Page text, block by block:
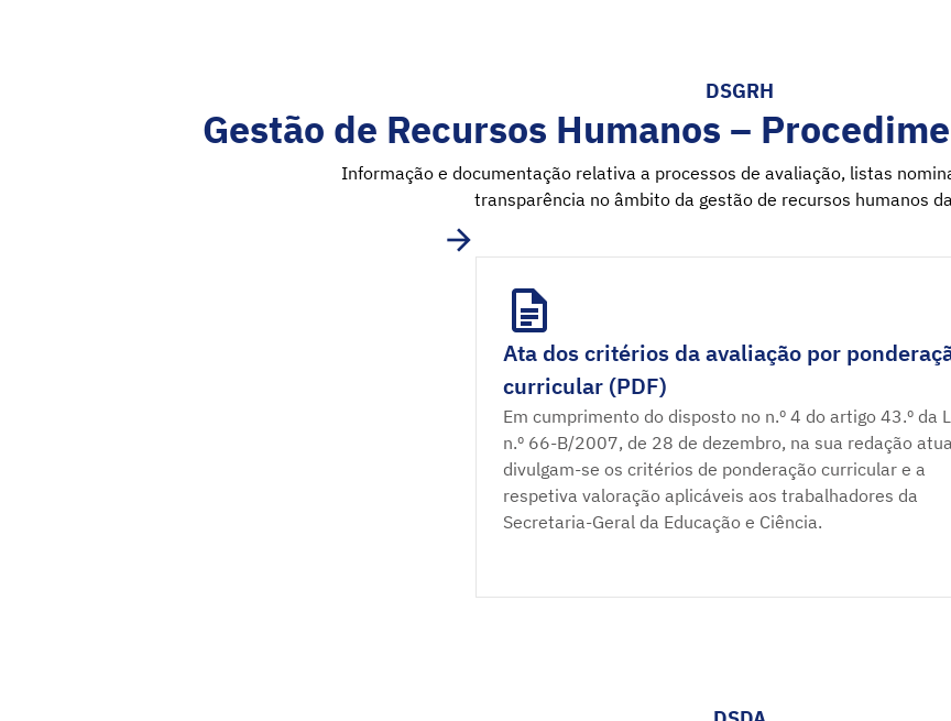
DSGRH
Gestão de Recursos Humanos –
Informação e documentação relativa a processos de avaliação, listas
transparência no âmbito da gestão de recursos humanos da
Ata dos critérios da avaliação por
curricular (PDF)
Em cumprimento do disposto no n.º 4 do artigo 43.º da
n.º 66-B/2007, de 28 de dezembro, na sua redação
divulgam-se os critérios de ponderação curricular e a
respetiva valoração aplicáveis aos trabalhadores da
Secretaria-Geral da Educação e Ciência.